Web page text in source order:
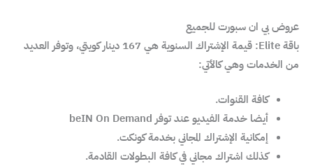
عروض بي ان سبورت للجميع
باقة Elite: قيمة الإشتراك السنوية هي 167 دينار كويتي، وتوفر العديد
من الخدمات وهي كالأتي:
كافة القنوات.
أيضا خدمة الفيديو عند توفر beIN On Demand
إمكانية الإشتراك المجاني بخدمة كونكت.
كذلك اشتراك مجاني في كافة البطولات القادمة.